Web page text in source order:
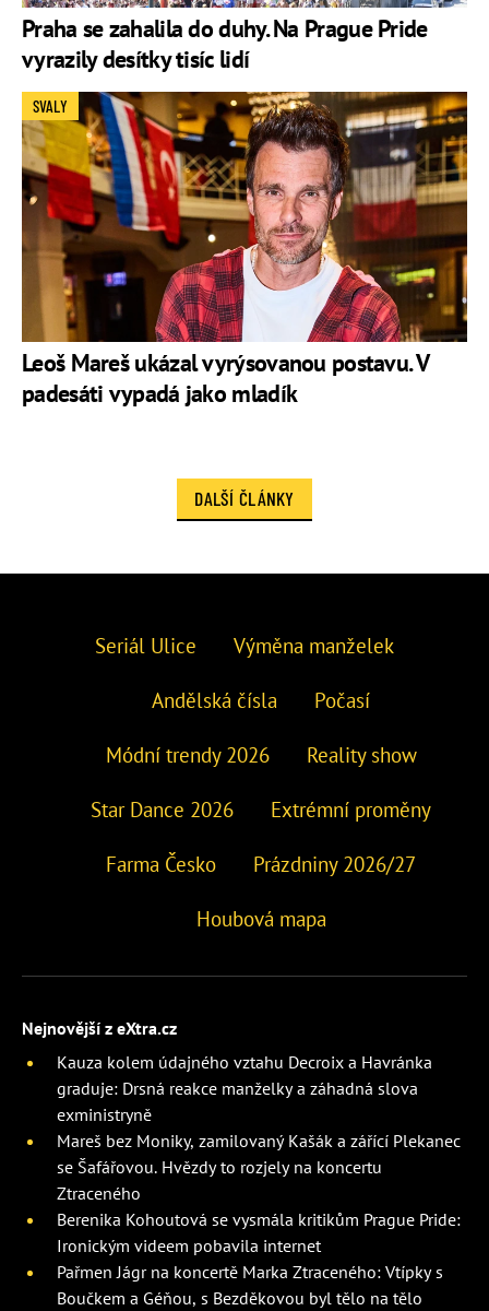
Praha se zahalila do duhy. Na Prague Pride
vyrazily desítky tisíc lidí
Leoš Mareš ukázal vyrýsovanou postavu. V
padesáti vypadá jako mladík
SVALY
DALŠÍ ČLÁNKY
Seriál Ulice Výměna manželek
Andělská čísla Počasí
Módní trendy 2026 Reality show
Star Dance 2026 Extrémní proměny
Farma Česko Prázdniny 2026/27
Houbová mapa
Nejnovější z eXtra.cz
Kauza kolem údajného vztahu Decroix a Havránka
graduje: Drsná reakce manželky a záhadná slova
exministryně
Mareš bez Moniky, zamilovaný Kašák a zářící Plekanec
se Šafářovou. Hvězdy to rozjely na koncertu
Ztraceného
Berenika Kohoutová se vysmála kritikům Prague Pride:
Ironickým videem pobavila internet
Pařmen Jágr na koncertě Marka Ztraceného: Vtípky s
Boučkem a Géňou, s Bezděkovou byl tělo na tělo